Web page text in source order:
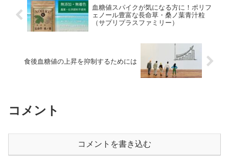
血糖値スパイクが気になる方に！ポリフ
ェノール豊富な長命草・桑ノ葉青汁粒
（サプリプラスファミリー）
食後血糖値の上昇を抑制するためには
コメント
コメントを書き込む